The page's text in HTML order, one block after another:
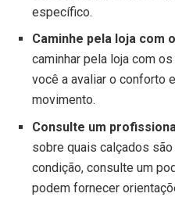
específico.
Caminhe pela loja com
caminhar pela loja com
você a avaliar o conforto
movimento.
Consulte um
sobre quais calçados
condição, consulte um
podem fornecer